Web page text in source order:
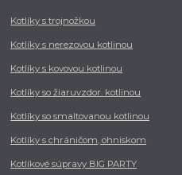
Kotlíky s trojnožkou
Kotlíky s nerezovou kotlinou
Kotlíky s kovovou kotlinou
Kotlíky so žiaruvzdor. kotlinou
Kotlíky so smaltovanou kotlinou
Kotlíky s chráničom, ohniskom
Kotlíkové súpravy BIG PARTY